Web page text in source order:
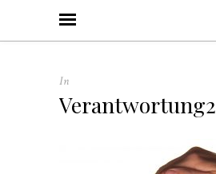
In
Verantwortung2